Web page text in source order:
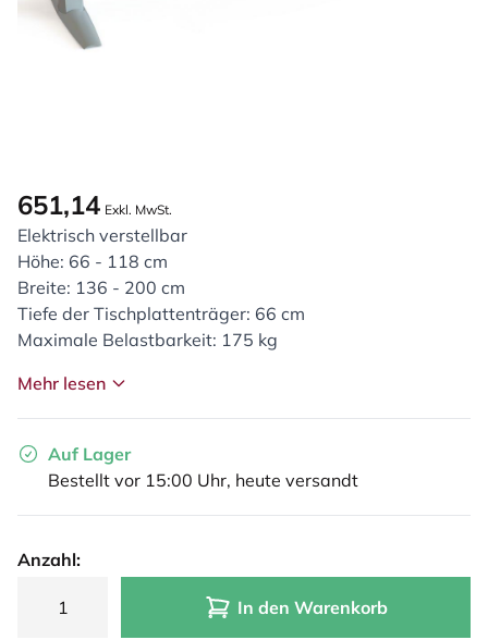
651,14 Exkl. MwSt.
Elektrisch verstellbar
Höhe: 66 - 118 cm
Breite: 136 - 200 cm
Tiefe der Tischplattenträger: 66 cm
Maximale Belastbarkeit: 175 kg
Mehr lesen
Auf Lager
Bestellt vor 15:00 Uhr, heute versandt
Anzahl:
In den Warenkorb